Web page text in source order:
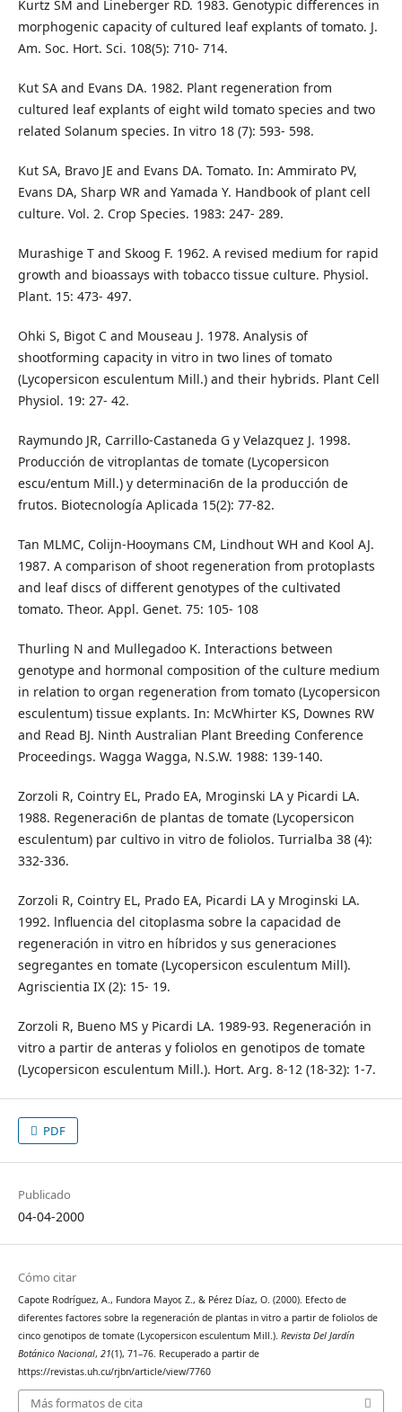
Kurtz SM and Lineberger RD. 1983. Genotypic differences in
morphogenic capacity of cultured leaf explants of tomato. J.
Am. Soc. Hort. Sci. 108(5): 710- 714.
Kut SA and Evans DA. 1982. Plant regeneration from
cultured leaf explants of eight wild tomato species and two
related Solanum species. In vitro 18 (7): 593- 598.
Kut SA, Bravo JE and Evans DA. Tomato. In: Ammirato PV,
Evans DA, Sharp WR and Yamada Y. Handbook of plant cell
culture. Vol. 2. Crop Species. 1983: 247- 289.
Murashige T and Skoog F. 1962. A revised medium for rapid
growth and bioassays with tobacco tissue culture. Physiol.
Plant. 15: 473- 497.
Ohki S, Bigot C and Mouseau J. 1978. Analysis of
shootforming capacity in vitro in two lines of tomato
(Lycopersicon esculentum Mill.) and their hybrids. Plant Cell
Physiol. 19: 27- 42.
Raymundo JR, Carrillo-Castaneda G y Velazquez J. 1998.
Producción de vitroplantas de tomate (Lycopersicon
escu/entum Mill.) y determinaci6n de la producción de
frutos. Biotecnología Aplicada 15(2): 77-82.
Tan MLMC, Colijn-Hooymans CM, Lindhout WH and Kool AJ.
1987. A comparison of shoot regeneration from protoplasts
and leaf discs of different genotypes of the cultivated
tomato. Theor. Appl. Genet. 75: 105- 108
Thurling N and Mullegadoo K. Interactions between
genotype and hormonal composition of the culture medium
in relation to organ regeneration from tomato (Lycopersicon
esculentum) tissue explants. In: McWhirter KS, Downes RW
and Read BJ. Ninth Australian Plant Breeding Conference
Proceedings. Wagga Wagga, N.S.W. 1988: 139-140.
Zorzoli R, Cointry EL, Prado EA, Mroginski LA y Picardi LA.
1988. Regeneraci6n de plantas de tomate (Lycopersicon
esculentum) par cultivo in vitro de foliolos. Turrialba 38 (4):
332-336.
Zorzoli R, Cointry EL, Prado EA, Picardi LA y Mroginski LA.
1992. lnfluencia del citoplasma sobre la capacidad de
regeneración in vitro en híbridos y sus generaciones
segregantes en tomate (Lycopersicon esculentum Mill).
Agriscientia IX (2): 15- 19.
Zorzoli R, Bueno MS y Picardi LA. 1989-93. Regeneración in
vitro a partir de anteras y foliolos en genotipos de tomate
(Lycopersicon esculentum Mill.). Hort. Arg. 8-12 (18-32): 1-7.
PDF
Publicado
04-04-2000
Cómo citar
Capote Rodríguez, A., Fundora Mayor, Z., & Pérez Díaz, O. (2000). Efecto de
diferentes factores sobre la regeneración de plantas in vitro a partir de foliolos de
cinco genotipos de tomate (Lycopersicon esculentum Mill.). Revista Del Jardín
Botánico Nacional, 21(1), 71–76. Recuperado a partir de
https://revistas.uh.cu/rjbn/article/view/7760
Más formatos de cita